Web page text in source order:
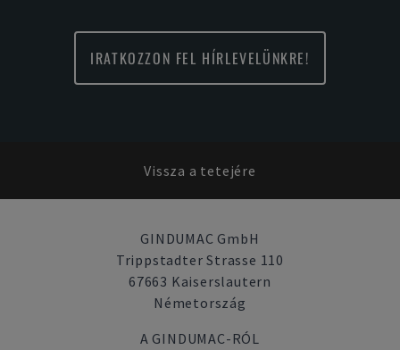
IRATKOZZON FEL HÍRLEVELÜNKRE!
Vissza a tetejére
GINDUMAC GmbH
Trippstadter Strasse 110
67663 Kaiserslautern
Németország
A GINDUMAC-RÓL